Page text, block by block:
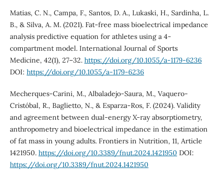
Matias, C. N., Campa, F., Santos, D. A., Lukaski, H., Sardinha, L.
B., & Silva, A. M. (2021). Fat-free mass bioelectrical impedance
analysis predictive equation for athletes using a 4-
compartment model. International Journal of Sports
Medicine, 42(1), 27–32. https://doi.org/10.1055/a-1179-6236
DOI: https://doi.org/10.1055/a-1179-6236
Mecherques-Carini, M., Albaladejo-Saura, M., Vaquero-
Cristóbal, R., Baglietto, N., & Esparza-Ros, F. (2024). Validity
and agreement between dual-energy X-ray absorptiometry,
anthropometry and bioelectrical impedance in the estimation
of fat mass in young adults. Frontiers in Nutrition, 11, Article
1421950. https://doi.org/10.3389/fnut.2024.1421950 DOI:
https://doi.org/10.3389/fnut.2024.1421950